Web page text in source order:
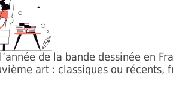
de la bande dessinée en
art : classiques ou récents,